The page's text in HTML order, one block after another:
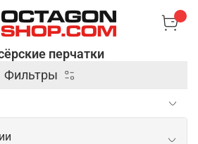
перчатки
Фильтры